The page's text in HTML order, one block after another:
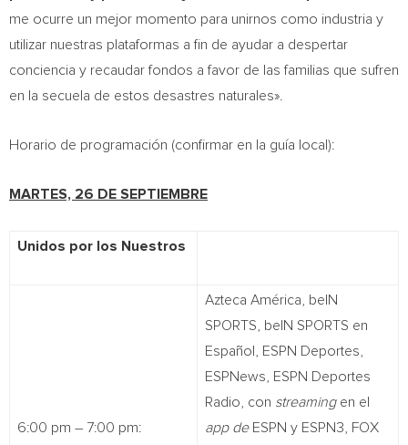
me ocurre un mejor momento para unirnos como industria y
utilizar nuestras plataformas a fin de ayudar a despertar
conciencia y recaudar fondos a favor de las familias que sufren
en la secuela de estos desastres naturales».
Horario de programación (confirmar en la guía local):
MARTES, 26 DE SEPTIEMBRE
Unidos por los Nuestros
6:00 pm – 7:00 pm:
Azteca América, beIN
SPORTS, beIN SPORTS en
Español, ESPN Deportes,
ESPNews, ESPN Deportes
Radio, con streamingen el
app de ESPN y ESPN3, FOX